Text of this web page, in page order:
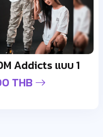
Addicts แบบ 1
THB